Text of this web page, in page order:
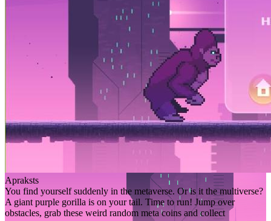
Apraksts
You find yourself suddenly in the metaverse. Or is it the multiverse?
A giant purple gorilla is on your tail. Time to run! Jump over
obstacles, grab these weird random meta coins and collect